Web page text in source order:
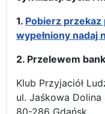
1. Pobierz
wypełniony nadaj
2. Przelewem
Klub Przyjaciół
ul. Jaśkowa Dolina